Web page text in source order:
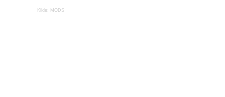
Kilde: MODS